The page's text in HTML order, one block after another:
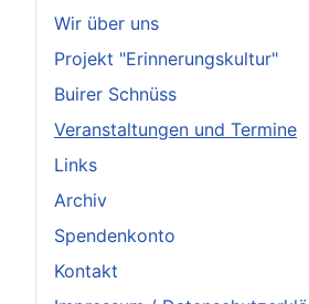
Wir über uns
Projekt "Erinnerungskultur"
Buirer Schnüss
Veranstaltungen und Termine
Links
Archiv
Spendenkonto
Kontakt